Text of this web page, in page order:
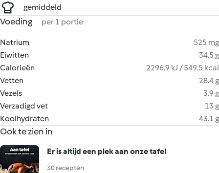
gemiddeld
Voeding per 1 portie
Natrium
525 mg
Eiwitten
34.5 g
Calorieën
2296.9 kJ / 549.5 kcal
Vetten
28.4 g
Vezels
3.9 g
Verzadigd vet
13 g
Koolhydraten
43.1 g
Ook te zien in
Er is altijd een plek aan onze tafel
30 recepten